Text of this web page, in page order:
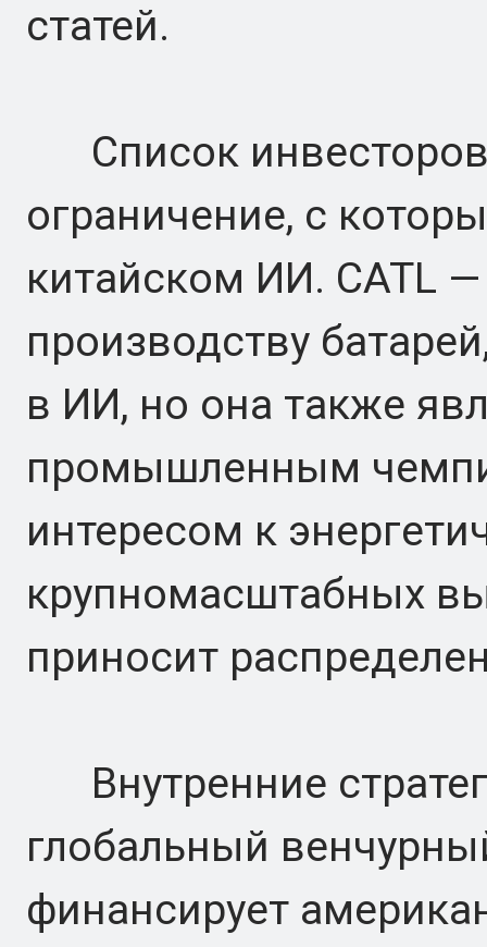
статей.
Список инвесторов
ограничение, с
китайском ИИ. CATL
производству
в ИИ, но она также
промышленным
интересом к
крупномасштабных
приносит
Внутренние
глобальный
финансирует